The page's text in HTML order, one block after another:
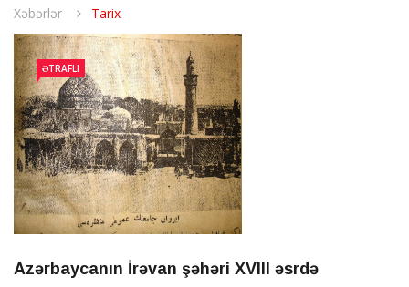
Xəbərlər Tarix
ƏTRAFLI
Azərbaycanın İrəvan şəhəri XVIII əsrdə